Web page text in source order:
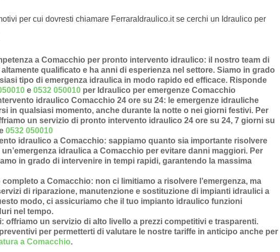
per cui dovresti chiamare FerraraIdraulico.it se cerchi un Idraulico per
a Comacchio per pronto intervento idraulico: il nostro team di
qualificato e ha anni di esperienza nel settore. Siamo in grado
tipo di emergenza idraulica in modo rapido ed efficace. Risponde
e 0532 050010 per Idraulico per emergenze Comacchio
idraulico Comacchio 24 ore su 24: le emergenze idrauliche
in qualsiasi momento, anche durante la notte o nei giorni festivi. Per
un servizio di pronto intervento idraulico 24 ore su 24, 7 giorni su
0532 050010
idraulico a Comacchio: sappiamo quanto sia importante risolvere
emergenza idraulica a Comacchio per evitare danni maggiori. Per
in grado di intervenire in tempi rapidi, garantendo la massima
a Comacchio: non ci limitiamo a risolvere l’emergenza, ma
di riparazione, manutenzione e sostituzione di impianti idraulici a
modo, ci assicuriamo che il tuo impianto idraulico funzioni
nel tempo.
: offriamo un servizio di alto livello a prezzi competitivi e trasparenti.
per permetterti di valutare le nostre tariffe in anticipo anche per
a Comacchio.